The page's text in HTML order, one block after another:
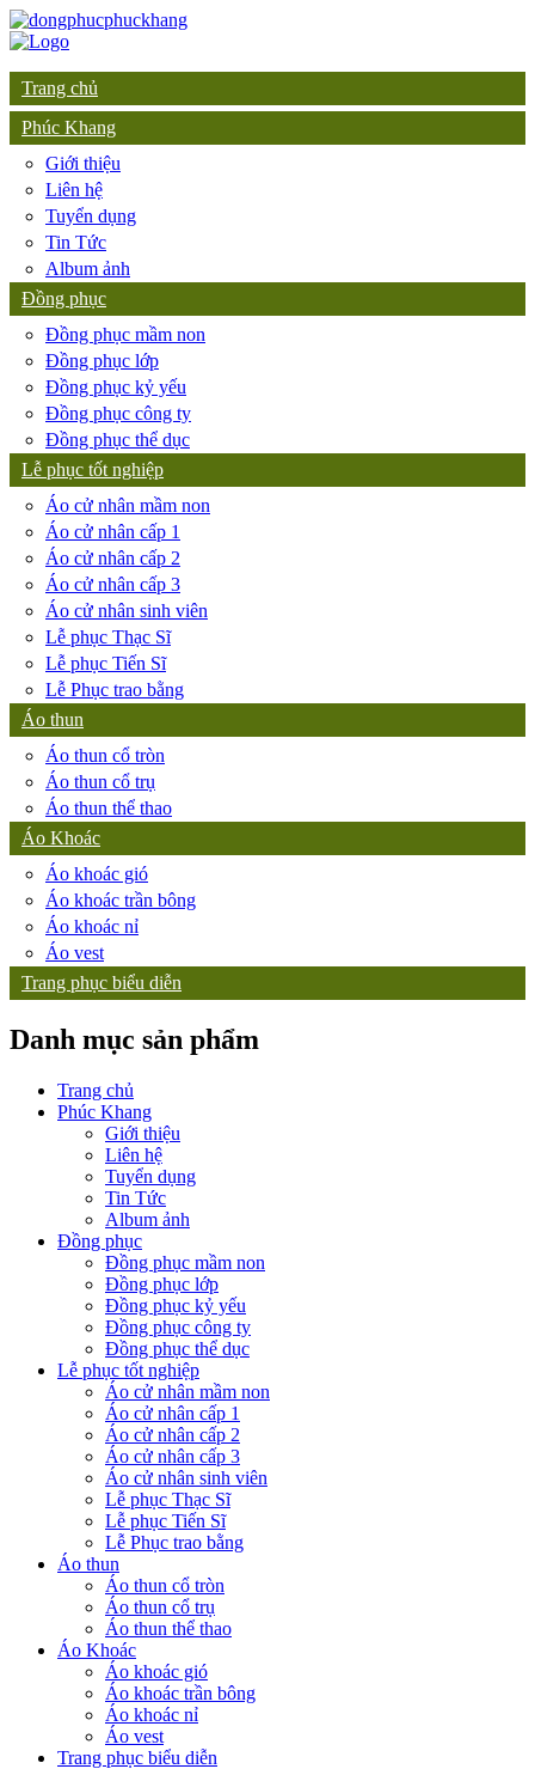
Trang chủ
Phúc Khang
Giới thiệu
Liên hệ
Tuyển dụng
Tin Tức
Album ảnh
Đồng phục
Đồng phục mầm non
Đồng phục lớp
Đồng phục kỷ yếu
Đồng phục công ty
Đồng phục thể dục
Lễ phục tốt nghiệp
Áo cử nhân mầm non
Áo cử nhân cấp 1
Áo cử nhân cấp 2
Áo cử nhân cấp 3
Áo cử nhân sinh viên
Lễ phục Thạc Sĩ
Lễ phục Tiến Sĩ
Lễ Phục trao bằng
Áo thun
Áo thun cổ tròn
Áo thun cổ trụ
Áo thun thể thao
Áo Khoác
Áo khoác gió
Áo khoác trần bông
Áo khoác nỉ
Áo vest
Trang phục biểu diễn
Danh mục sản phẩm
Trang chủ
Phúc Khang
Giới thiệu
Liên hệ
Tuyển dụng
Tin Tức
Album ảnh
Đồng phục
Đồng phục mầm non
Đồng phục lớp
Đồng phục kỷ yếu
Đồng phục công ty
Đồng phục thể dục
Lễ phục tốt nghiệp
Áo cử nhân mầm non
Áo cử nhân cấp 1
Áo cử nhân cấp 2
Áo cử nhân cấp 3
Áo cử nhân sinh viên
Lễ phục Thạc Sĩ
Lễ phục Tiến Sĩ
Lễ Phục trao bằng
Áo thun
Áo thun cổ tròn
Áo thun cổ trụ
Áo thun thể thao
Áo Khoác
Áo khoác gió
Áo khoác trần bông
Áo khoác nỉ
Áo vest
Trang phục biểu diễn